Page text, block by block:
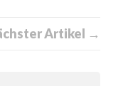
Artikel →